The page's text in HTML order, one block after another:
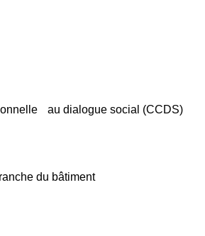
au dialogue social (CCDS)
du bâtiment